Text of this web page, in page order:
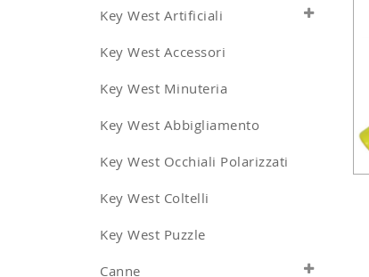
Key West Artificiali
Key West Accessori
Key West Minuteria
Key West Abbigliamento
Key West Occhiali Polarizzati
Key West Coltelli
Key West Puzzle
Canne